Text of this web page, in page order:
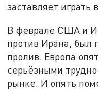
заставляет играть
В феврале США и
против Ирана, был
пролив. Европа
серьёзными
рынке. И опять